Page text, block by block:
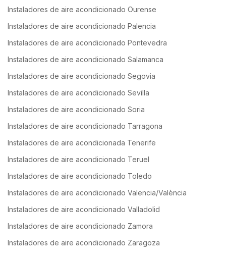
Instaladores de aire acondicionado Ourense
Instaladores de aire acondicionado Palencia
Instaladores de aire acondicionado Pontevedra
Instaladores de aire acondicionado Salamanca
Instaladores de aire acondicionado Segovia
Instaladores de aire acondicionado Sevilla
Instaladores de aire acondicionado Soria
Instaladores de aire acondicionado Tarragona
Instaladores de aire acondicionada Tenerife
Instaladores de aire acondicionado Teruel
Instaladores de aire acondicionado Toledo
Instaladores de aire acondicionado Valencia/València
Instaladores de aire acondicionado Valladolid
Instaladores de aire acondicionado Zamora
Instaladores de aire acondicionado Zaragoza